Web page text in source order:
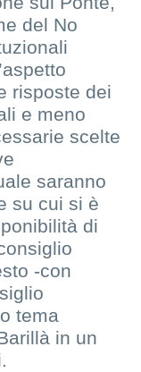
del No
risposte dei
e meno
scelte
saranno
su cui si è
di
-con
tema
in un